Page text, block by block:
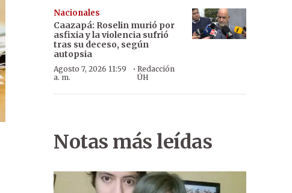
Nacionales
Caazapá: Roselin murió por
asfixia y la violencia sufrió
tras su deceso, según
autopsia
Agosto 7, 2026 11:59
a. m.
· Redacción
ÚH
Notas más leídas